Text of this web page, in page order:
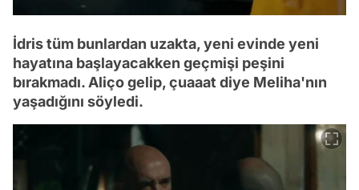
İdris tüm bunlardan uzakta, yeni evinde yeni
hayatına başlayacakken geçmişi peşini
bırakmadı. Aliço gelip, çuaaat diye Meliha'nın
yaşadığını söyledi.